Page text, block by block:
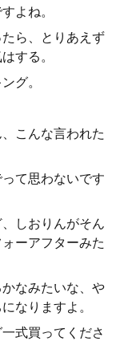
よね。
ら、とりあえず
する。
グ。
こんな言われた
て思わないです
しおりんがそん
ーアフターみた
なみたいな、や
なりますよ。
式買ってくださ